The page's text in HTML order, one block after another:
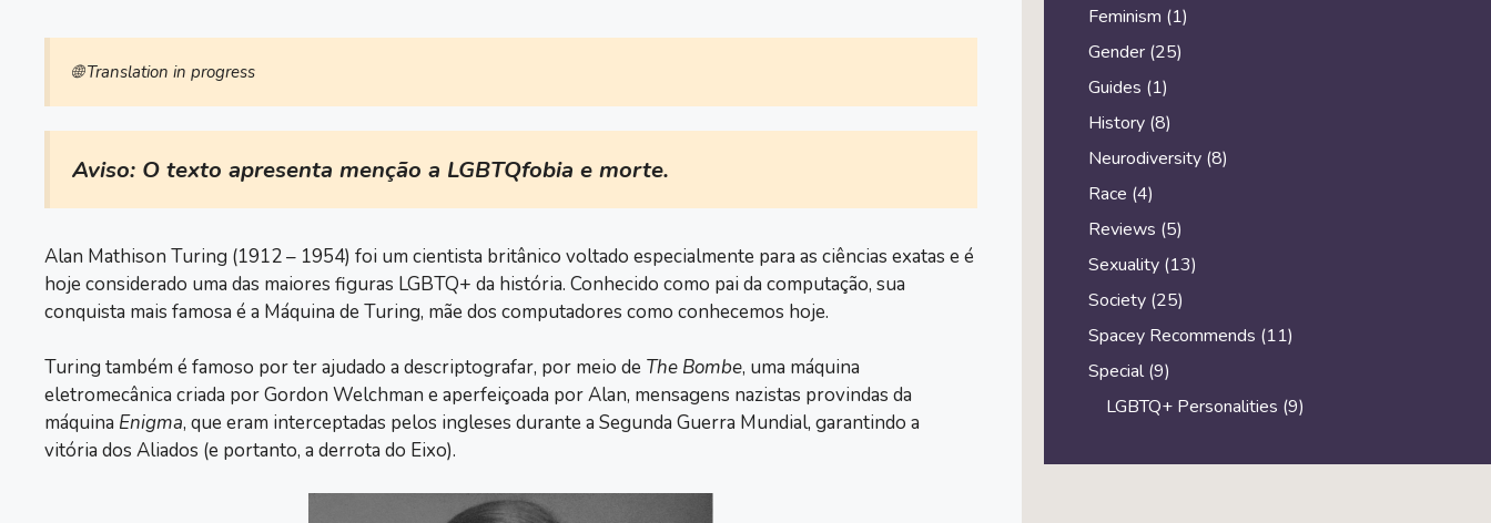
🌐 Translation in progress
Aviso: O texto apresenta menção a LGBTQfobia e morte.
Alan Mathison Turing (1912 – 1954) foi um cientista britânico voltado especialmente para as ciências exatas e é
hoje considerado uma das maiores figuras LGBTQ+ da história. Conhecido como pai da computação, sua
conquista mais famosa é a Máquina de Turing, mãe dos computadores como conhecemos hoje.
Turing também é famoso por ter ajudado a descriptografar, por meio de The Bombe, uma máquina
eletromecânica criada por Gordon Welchman e aperfeiçoada por Alan, mensagens nazistas provindas da
máquina Enigma, que eram interceptadas pelos ingleses durante a Segunda Guerra Mundial, garantindo a
vitória dos Aliados (e portanto, a derrota do Eixo).
Feminism (1)
Gender(25)
Guides (1)
History(8)
Neurodiversity(8)
Race (4)
Reviews (5)
Sexuality(13)
Society(25)
Spacey Recommends (11)
Special(9)
LGBTQ+ Personalities (9)